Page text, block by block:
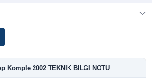
Komple 2002 TEKNIK BILGI NOTU